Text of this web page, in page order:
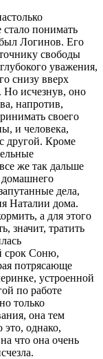
стало понимать
был Логинов. Его
свободы
уважения,
снизу вверх
Но исчезнув, оно
напротив,
своего
и человека,
другой. Кроме
же так дальше
домашнего
дела,
Наталии дома.
а для этого
значит, тратить
срок Соню,
потрясающе
устроенной
по работе
только
она тем
это, однако,
что она очень